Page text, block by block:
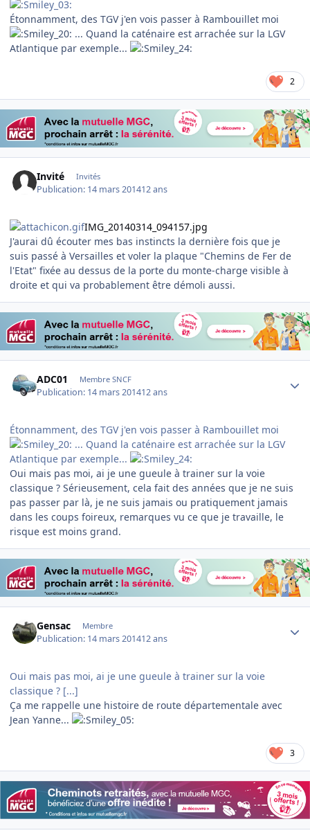
Étonnamment, des TGV j'en vois passer à Rambouillet moi
... Quand la caténaire est arrachée sur la LGV
Atlantique par exemple...
2
Invité Invités
Publication: 14 mars 201412 ans
IMG_20140314_094157.jpg
J'aurai dû écouter mes bas instincts la dernière fois que je
suis passé à Versailles et voler la plaque "Chemins de Fer de
l'Etat" fixée au dessus de la porte du monte-charge visible à
droite et qui va probablement être démoli aussi.
ADC01 Membre SNCF
Publication: 14 mars 201412 ans
Étonnamment, des TGV j'en vois passer à Rambouillet moi
... Quand la caténaire est arrachée sur la LGV
Atlantique par exemple...
Oui mais pas moi, ai je une gueule à trainer sur la voie
classique ? Sérieusement, cela fait des années que je ne suis
pas passer par là, je ne suis jamais ou pratiquement jamais
dans les coups foireux, remarques vu ce que je travaille, le
risque est moins grand.
Gensac Membre
Publication: 14 mars 201412 ans
Oui mais pas moi, ai je une gueule à trainer sur la voie
classique ? [...]
Ça me rappelle une histoire de route départementale avec
Jean Yanne...
3